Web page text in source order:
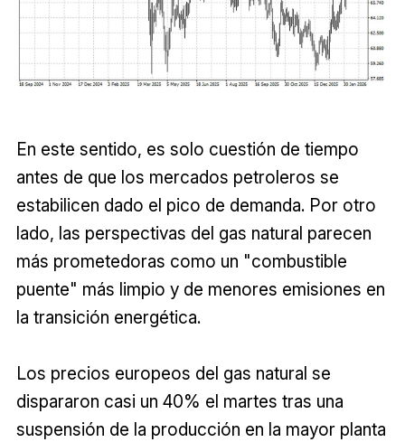
En este sentido, es solo cuestión de tiempo
antes de que los mercados petroleros se
estabilicen dado el pico de demanda. Por otro
lado, las perspectivas del gas natural parecen
más prometedoras como un "combustible
puente" más limpio y de menores emisiones en
la transición energética.
Los precios europeos del gas natural se
dispararon casi un 40% el martes tras una
suspensión de la producción en la mayor planta